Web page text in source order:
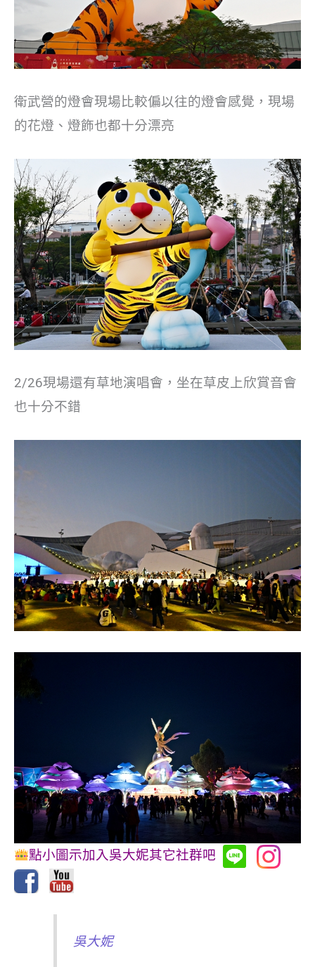
衛武營的燈會現場比較偏以往的燈會感覺，現場
的花燈、燈飾也都十分漂亮
2/26現場還有草地演唱會，坐在草皮上欣賞音會
也十分不錯
點小圖示加入吳大妮其它社群吧
吳大妮